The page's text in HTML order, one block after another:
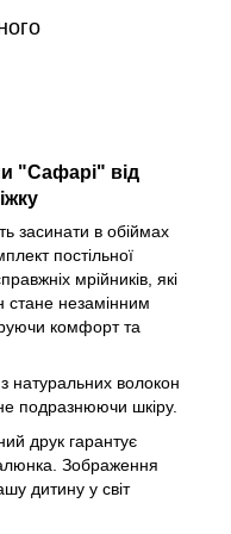
"Сафарі" від
засинати в обіймах
постільної
мрійників, які
стане незамінним
комфорт та
натуральних волокон
подразнюючи шкіру.
друк гарантує
малюнка. Зображення
дитину у світ